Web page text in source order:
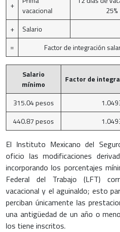
+
vacacional
25%
+ Salario
=
Factor de integración
Salario
mínimo
Factor de
315.04 pesos
440.87 pesos
El Instituto Mexicano del
oficio las modificaciones
incorporando los porcentajes
Federal del Trabajo (LFT)
vacacional y el aguinaldo; esto
perciban únicamente las
una antigüedad de un año o
los tiene inscritos.